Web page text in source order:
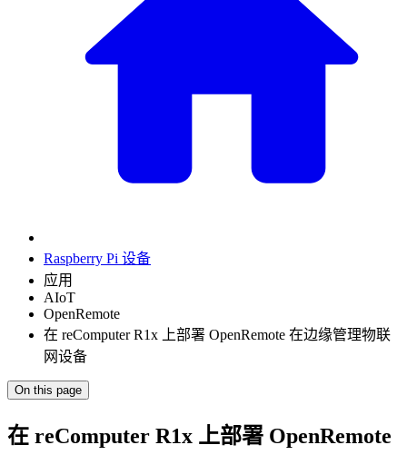
Raspberry Pi 设备
应用
AIoT
OpenRemote
在 reComputer R1x 上部署 OpenRemote 在边缘管理物联
网设备
On this page
在 reComputer R1x 上部署 OpenRemote